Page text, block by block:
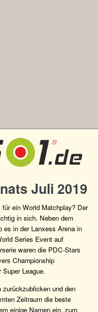
Juli 2019
ein World Matchplay? Der
in sich. Neben dem
es in der Lanxess Arena in
Series Event auf
waren die PDC-Stars
Championship
League.
und den
Zeitraum die beste
einige Namen ein, zum